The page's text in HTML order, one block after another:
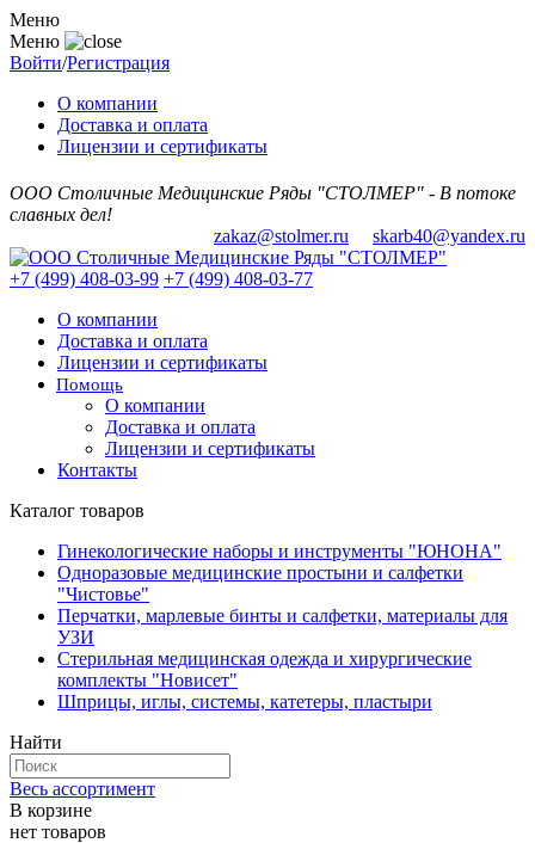
Меню
Меню
Войти/Регистрация
О компании
Доставка и оплата
Лицензии и сертификаты
ООО Столичные Медицинские Ряды "СТОЛМЕР" - В потоке
славных дел!
zakaz@stolmer.ru
skarb40@yandex.ru
+7 (499) 408-03-99 +7 (499) 408-03-77
О компании
Доставка и оплата
Лицензии и сертификаты
Помощь
О компании
Доставка и оплата
Лицензии и сертификаты
Контакты
Каталог товаров
Гинекологические наборы и инструменты "ЮНОНА"
Одноразовые медицинские простыни и салфетки
"Чистовье"
Перчатки, марлевые бинты и салфетки, материалы для
УЗИ
Стерильная медицинская одежда и хирургические
комплекты "Новисет"
Шприцы, иглы, системы, катетеры, пластыри
Найти
Весь ассортимент
В корзине
нет товаров